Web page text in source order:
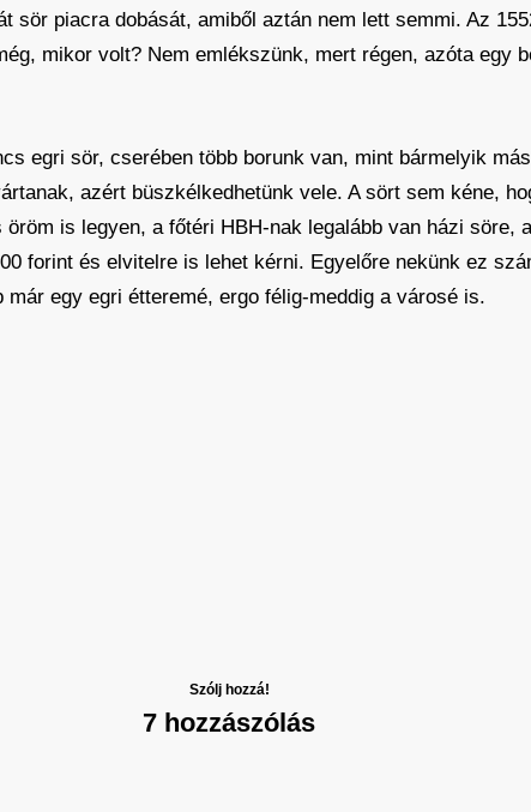
sör piacra dobását, amiből aztán nem lett semmi. Az
mikor volt? Nem emlékszünk, mert régen, azóta egy
egri sör, cserében több borunk van, mint bármelyik
azért büszkélkedhetünk vele. A sört sem kéne,
is legyen, a főtéri HBH-nak legalább van házi söre,
forint és elvitelre is lehet kérni. Egyelőre nekünk ez
egy egri étteremé, ergo félig-meddig a városé is.
Szólj hozzá!
7 hozzászólás